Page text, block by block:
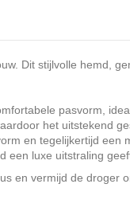
Dit stijlvolle hemd,
pasvorm,
het uitstekend
en tegelijkertijd een
een luxe uitstraling
en vermijd de droger